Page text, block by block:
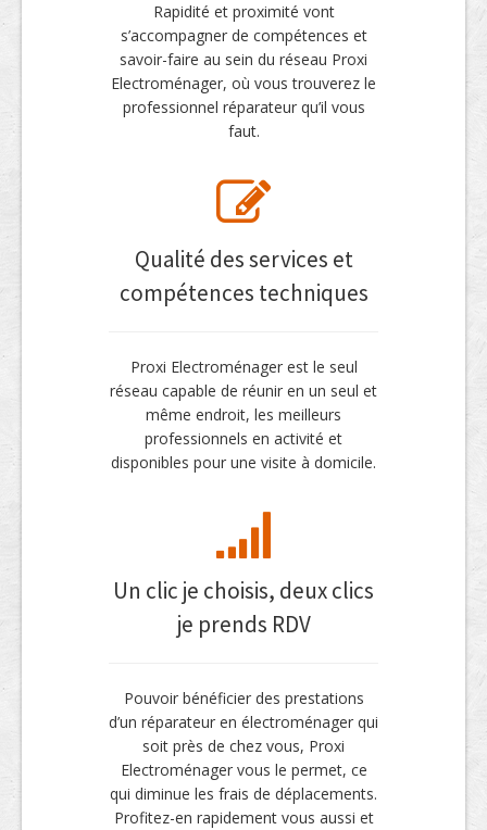
Rapidité et proximité vont
s’accompagner de compétences et
savoir-faire au sein du réseau Proxi
Electroménager, où vous trouverez le
professionnel réparateur qu’il vous
faut.
Qualité des services et
compétences techniques
Proxi Electroménager est le seul
réseau capable de réunir en un seul et
même endroit, les meilleurs
professionnels en activité et
disponibles pour une visite à domicile.
Un clic je choisis, deux clics
je prends RDV
Pouvoir bénéficier des prestations
d’un réparateur en électroménager qui
soit près de chez vous, Proxi
Electroménager vous le permet, ce
qui diminue les frais de déplacements.
Profitez-en rapidement vous aussi et